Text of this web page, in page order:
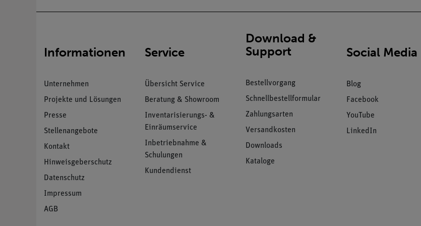
Informationen
Unternehmen
Projekte und Lösungen
Presse
Stellenangebote
Kontakt
Hinweisgeberschutz
Datenschutz
Impressum
AGB
Service
Übersicht Service
Beratung & Showroom
Inventarisierungs- &
Einräumservice
Inbetriebnahme &
Schulungen
Kundendienst
Download &
Support
Bestellvorgang
Schnellbestellformular
Zahlungsarten
Versandkosten
Downloads
Kataloge
Social Media
Blog
Facebook
YouTube
LinkedIn